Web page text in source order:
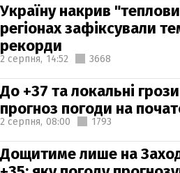
Україну накрив
регіонах зафіксували
рекорди
2 серпня, 14:52 3668
До +37 та локальні
прогноз погоди на
2 серпня, 08:00 1793
Дощитиме лише на